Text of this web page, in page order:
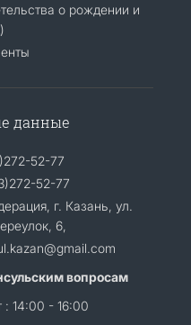
о рождении и
данные
52-77
52-77
г. Казань, ул.
6,
вопросам
: 14:00 - 16:00